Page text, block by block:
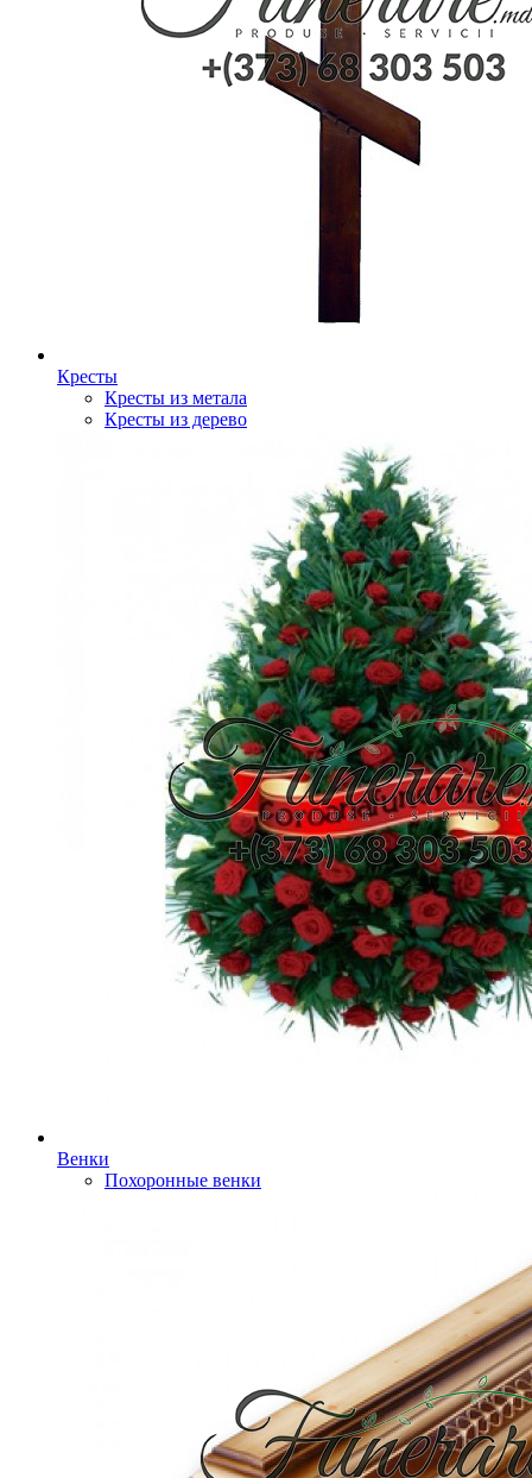
Кресты
Кресты из метала
Кресты из дерево
Венки
Похоронные венки